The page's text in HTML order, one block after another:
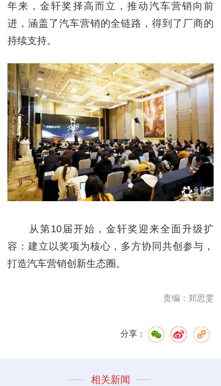
年来，金轩奖择高而立，推动汽车营销向前
进，涵盖了汽车营销的全链路，得到了厂商的
持续支持。
从第10届开始，金轩奖迎来全面升级扩
容：建立以奖项为核心，多方协同共创参与，
打造汽车营销创新生态圈。
责编：郑思雯
分享：
相关新闻